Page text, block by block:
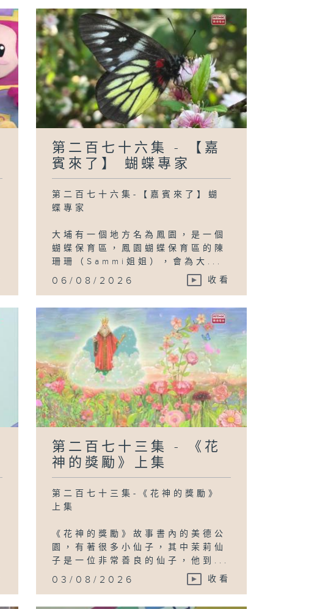
第二百六十八集 -
《還要等100個夜
晚》- 時間有快有
慢？
第二百七十六集 - 【嘉
賓來了】 蝴蝶專家
第二百七十六集-【嘉賓來了】蝴
蝶專家
大埔有一個地方名為鳳園，是一個
蝴蝶保育區，鳳園蝴蝶保育區的陳
珊珊（Sammi姐姐），會為大...
06/08/2026 收看
第二百七十三集 - 《花
神的獎勵》上集
第二百七十三集-《花神的獎勵》
上集
《花神的獎勵》故事書內的美德公
園，有著很多小仙子，其中茉莉仙
子是一位非常善良的仙子，他到...
03/08/2026 收看